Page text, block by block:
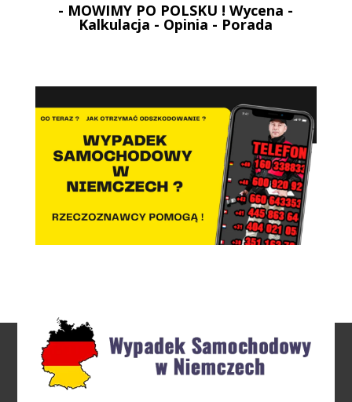
- MOWIMY PO POLSKU ! Wycena -
Kalkulacja - Opinia - Porada